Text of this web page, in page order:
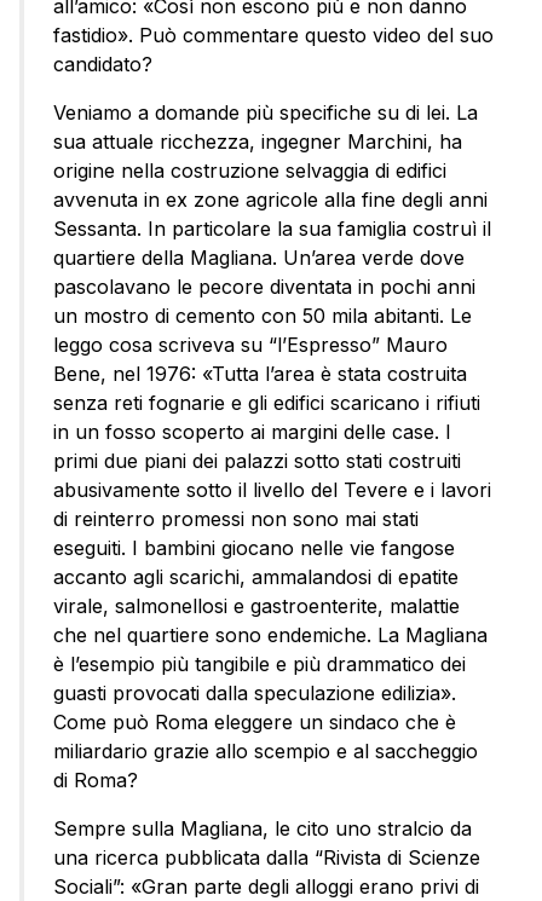
all’amico: «Così non escono più e non danno
fastidio». Può commentare questo video del suo
candidato?
Veniamo a domande più specifiche su di lei. La
sua attuale ricchezza, ingegner Marchini, ha
origine nella costruzione selvaggia di edifici
avvenuta in ex zone agricole alla fine degli anni
Sessanta. In particolare la sua famiglia costruì il
quartiere della Magliana. Un’area verde dove
pascolavano le pecore diventata in pochi anni
un mostro di cemento con 50 mila abitanti. Le
leggo cosa scriveva su “l’Espresso” Mauro
Bene, nel 1976: «Tutta l’area è stata costruita
senza reti fognarie e gli edifici scaricano i rifiuti
in un fosso scoperto ai margini delle case. I
primi due piani dei palazzi sotto stati costruiti
abusivamente sotto il livello del Tevere e i lavori
di reinterro promessi non sono mai stati
eseguiti. I bambini giocano nelle vie fangose
accanto agli scarichi, ammalandosi di epatite
virale, salmonellosi e gastroenterite, malattie
che nel quartiere sono endemiche. La Magliana
è l’esempio più tangibile e più drammatico dei
guasti provocati dalla speculazione edilizia».
Come può Roma eleggere un sindaco che è
miliardario grazie allo scempio e al saccheggio
di Roma?
Sempre sulla Magliana, le cito uno stralcio da
una ricerca pubblicata dalla “Rivista di Scienze
Sociali”: «Gran parte degli alloggi erano privi di